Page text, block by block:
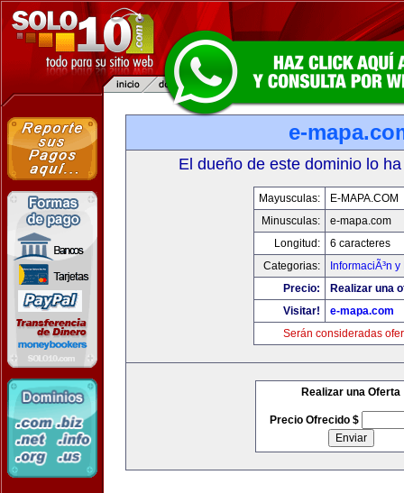
e-
El dueño de este dominio lo
Mayusculas:
E-MAPA.COM
Minusculas:
e-mapa.com
Longitud:
6 caracteres
Categorias:
InformaciÃ³n
Precio:
Realizar una
Visitar!
e-mapa.com
Serán consideradas
Realizar una Oferta
Precio Ofrecido $